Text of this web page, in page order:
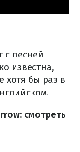
с песней
известна,
хотя бы раз в
смотреть